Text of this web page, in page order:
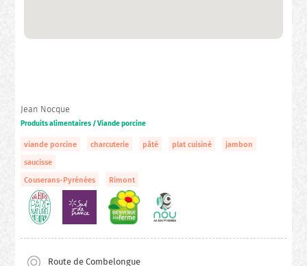
Jean Nocque
Produits alimentaires / Viande porcine
viande porcine charcuterie pâté plat cuisiné
jambon
saucisse
Couserans-Pyrénées
Rimont
Route de Combelongue